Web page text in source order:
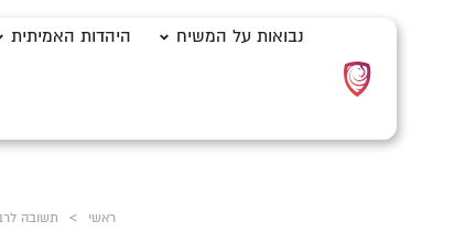
נבואות על המשיח היהדות האמיתית
ראשי > תשובה